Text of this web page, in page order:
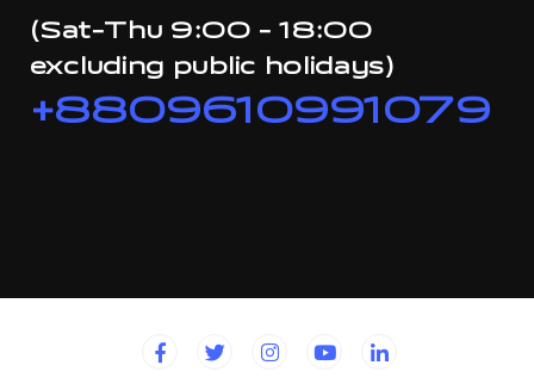
(Sat-Thu 9:00 - 18:00
excluding public holidays)
+8809610991079